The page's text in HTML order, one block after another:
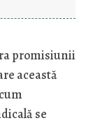
promisiunii
această
se